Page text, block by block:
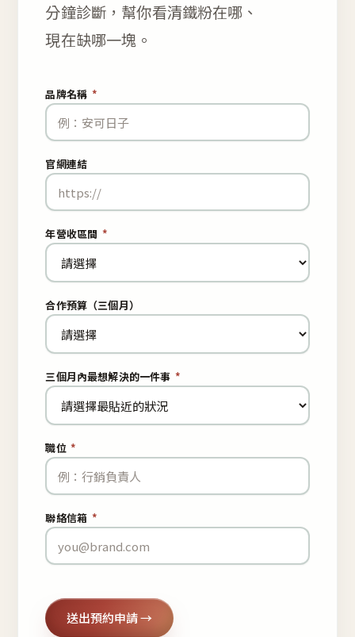
分鐘診斷，幫你看清鐵粉在哪、
現在缺哪一塊。
品牌名稱 *
官網連結
年營收區間 *
合作預算（三個月）
三個月內最想解決的一件事 *
職位 *
聯絡信箱 *
送出預約申請 →